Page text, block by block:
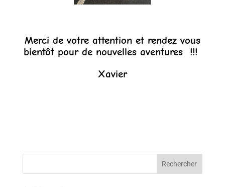
Merci de votre attention et rendez vous
bientôt pour de nouvelles aventures !!!
Xavier